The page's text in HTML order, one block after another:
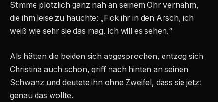
Stimme plötzlich ganz nah an seinem Ohr vernahm,
die ihm leise zu hauchte: „Fick ihr in den Arsch, ich
weiß wie sehr sie das mag. Ich will es sehen.“
Als hätten die beiden sich abgesprochen, entzog sich
Christina auch schon, griff nach hinten an seinen
Schwanz und deutete ihn ohne Zweifel, dass sie jetzt
genau das wollte.